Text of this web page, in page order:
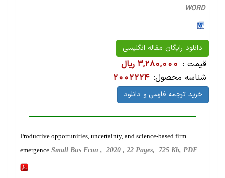
WORD
دانلود رایگان مقاله انگلیسی
قیمت : 3,280,000 ریال
شناسه محصول: 2002224
خرید ترجمه فارسی و دانلود
Productive opportunities, uncertainty, and science-based firm
emergence Small Bus Econ , 2020 , 22 Pages, 725 Kb, PDF